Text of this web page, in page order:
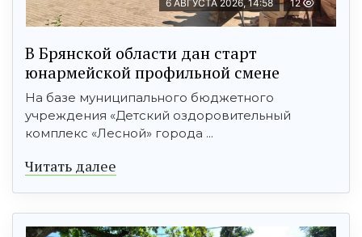
6 АВГУСТА 2026, 14:58 12
В Брянской области дан старт
юнармейской профильной смене
На базе муниципального бюджетного
учреждения «Детский оздоровительный
комплекс «Лесной» города ...
Читать далее